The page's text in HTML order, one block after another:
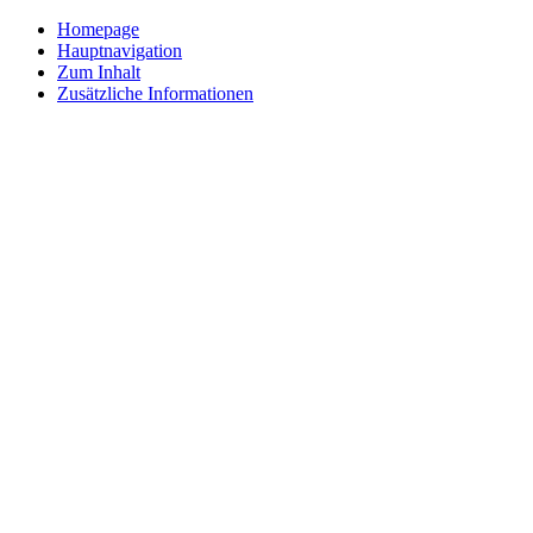
Homepage
Hauptnavigation
Zum Inhalt
Zusätzliche Informationen